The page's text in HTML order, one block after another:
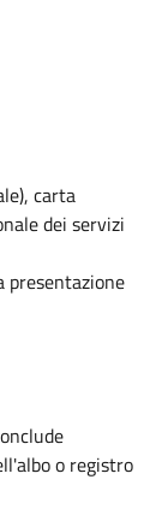
carta
dei servizi
presentazione
o registro